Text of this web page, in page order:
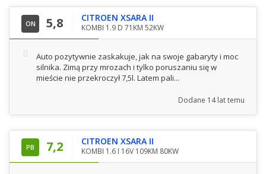
ON 5,8 CITROEN XSARA II
KOMBI 1.9 D 71KM 52KW
Auto pozytywnie zaskakuje, jak na swoje gabaryty i moc
silnika. Zimą przy mrozach i tylko poruszaniu się w
mieście nie przekroczył 7,5l. Latem pali...
Dodane 14 lat temu
PB 7,2 CITROEN XSARA II
KOMBI 1.6 I 16V 109KM 80KW